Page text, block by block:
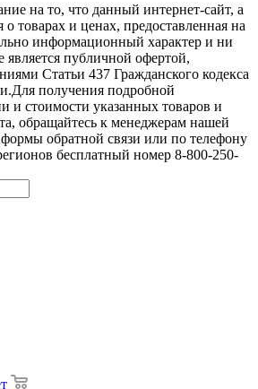
на то, что данный интернет-сайт, а
товарах и ценах, предоставленная на
информационный характер и ни
является публичной офертой,
Статьи 437 Гражданского кодекса
получения подробной
и стоимости указанных товаров и
обращайтесь к менеджерам нашей
обратной связи или по телефону
бесплатный номер 8-800-250-